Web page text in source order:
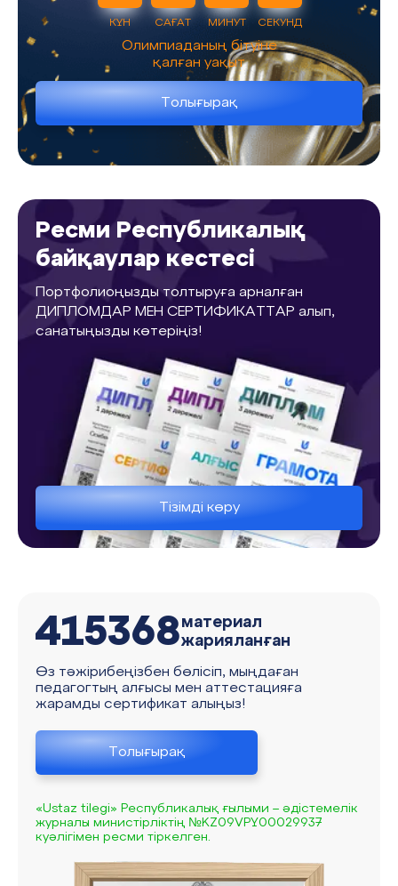
КҮН САҒАТ МИНУТ СЕКУНД
Олимпиаданың бітуіне
қалған уақыт
Толығырақ
Ресми Республикалық
байқаулар кестесі
Портфолиоңызды толтыруға арналған
ДИПЛОМДАР МЕН СЕРТИФИКАТТАР алып,
санатыңызды көтеріңіз!
Тізімді көру
415368материал
жарияланған
Өз тәжірибеңізбен бөлісіп, мыңдаған
педагогтың алғысы мен аттестацияға
жарамды сертификат алыңыз!
Толығырақ
«Ustaz tilegi» Республикалық ғылыми – әдістемелік
журналы министірліктің №KZ09VPY00029937
куәлігімен ресми тіркелген.